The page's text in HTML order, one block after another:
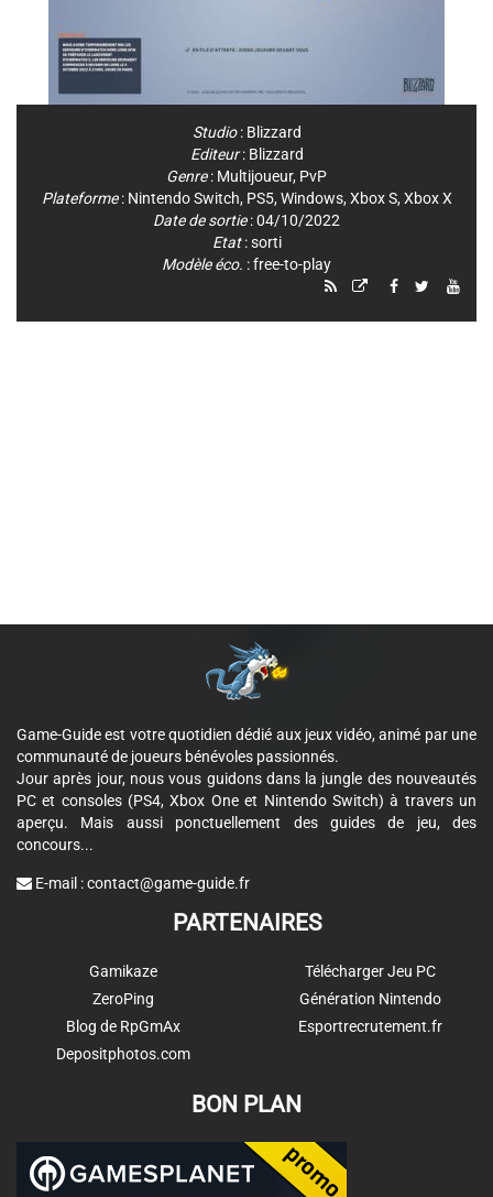
Studio: Blizzard
Editeur: Blizzard
Genre: Multijoueur, PvP
Plateforme: Nintendo Switch, PS5, Windows, Xbox S, Xbox X
Date de sortie: 04/10/2022
Etat: sorti
Modèle éco. : free-to-play
Game-Guide est votre quotidien dédié aux jeux vidéo, animé par une
communauté de joueurs bénévoles passionnés.
Jour après jour, nous vous guidons dans la jungle des nouveautés
PC et consoles (PS4, Xbox One et Nintendo Switch) à travers un
aperçu. Mais aussi ponctuellement des guides de jeu, des
concours...
E-mail :contact@game-guide.fr
PARTENAIRES
Gamikaze
ZeroPing
Blog de RpGmAx
Depositphotos.com
Télécharger Jeu PC
Génération Nintendo
Esportrecrutement.fr
BON PLAN